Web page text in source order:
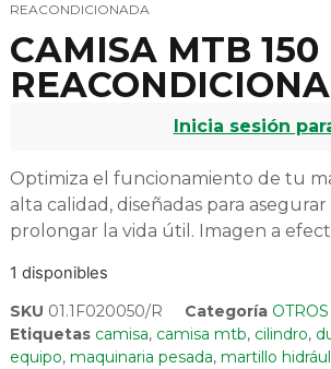
REACONDICIONADA
CAMISA MTB 150
Inicia sesión
Optimiza el funcionamiento de tu
alta calidad, diseñadas para
prolongar la vida útil. Imagen a
1 disponibles
SKU 01.1F020050/R Categoría
Etiquetas camisa, camisa mtb, cilindro,
equipo, maquinaria pesada, martillo